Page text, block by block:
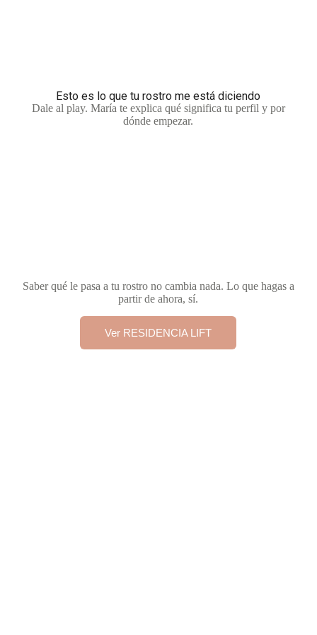
Esto es lo que tu rostro me está diciendo
Dale al play. María te explica qué significa tu perfil y por
dónde empezar.
Saber qué le pasa a tu rostro no cambia nada. Lo que hagas a
partir de ahora, sí.
Ver RESIDENCIA LIFT